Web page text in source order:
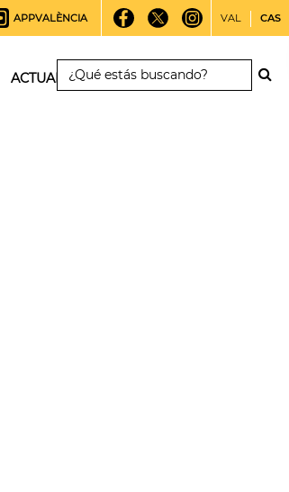
APPVALÈNCIA VAL CAS
ACTUALIDAD